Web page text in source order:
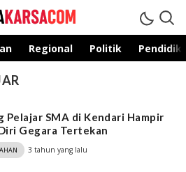
terpercaya
Regional Politik
Pelajar SMA di Kendari Hampir
Gegara Tertekan
3 tahun yang lalu